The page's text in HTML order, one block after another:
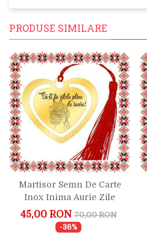
PRODUSE SIMILARE
Martisor Semn De Carte
Inox Inima Aurie Zile
Pline De Soare
45,00 RON 70,00 RON
-36%